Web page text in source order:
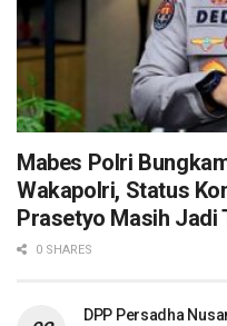
Mabes Polri
Wakapolri, Status
Prasetyo Masih Jadi
0 SHARES
DPP Persadha